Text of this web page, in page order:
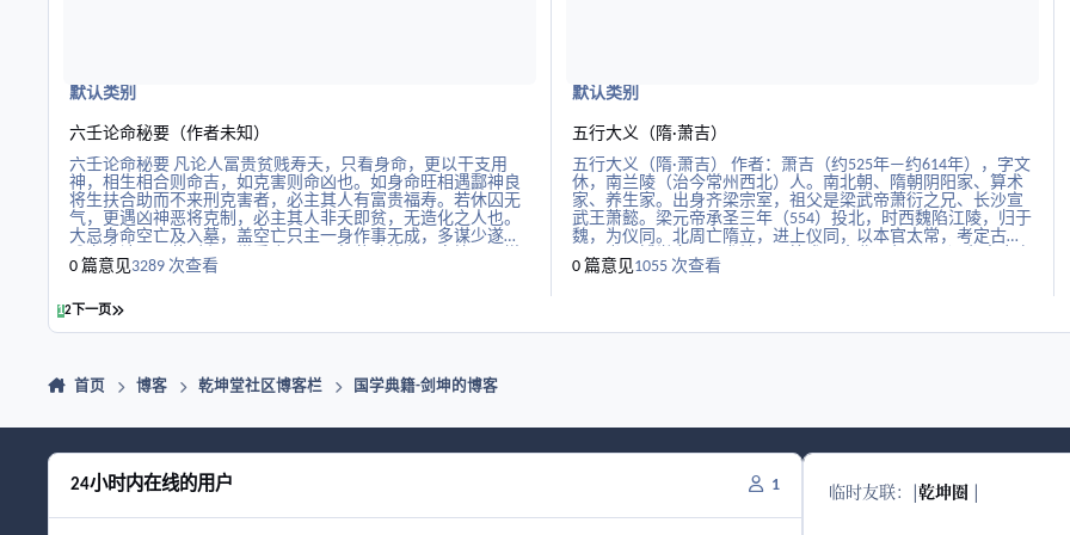
默认类别
六壬论命秘要（作者未知）
六壬论命秘要 凡论人富贵贫贱寿夭，只看身命，更以干支用
神，相生相合则命吉，如克害则命凶也。如身命旺相遇酃神良
将生扶合助而不来刑克害者，必主其人有富贵福寿。若休囚无
气，更遇凶神恶将克制，必主其人非夭即贫，无造化之人也。
大忌身命空亡及入墓，盖空亡只主一身作事无成，多谋少遂，
难立家计；入墓则主一世昏晦不明，行藏动静必不亨快；又嫌
身命瘦弱无助，盖无气遇扶必因人并立；如更遇刑冲克害则官
则贵人提携。又要财福旺相得地，如财无气又临死墓绝空而日
人，又安求其增益也。大抵课命旺不如爻像旺，得课像旺可许
其根基壮实；更得爻乘吉临得力之地扶助身命，乃为十全造
此。夫初传为始，若财旺乘龙临吉地，早年身必富贵，子旺兴
隆同传初年子定轩昂，六合太常临财为作经商买卖兴家，太阴
天后见妻财婚姻早娶
0 篇意见3289 次查看
默认类别
五行大义（隋·萧吉）
五行大义（隋·萧吉） 作者：萧吉（约525年—约614年），字文
休，南兰陵（治今常州西北）人。南北朝、隋朝阴阳家、算术
家、养生家。出身齐梁宗室，祖父是梁武帝萧衍之兄、长沙宣
武王萧懿。梁元帝承圣三年（554）投北，时西魏陷江陵，归于
魏，为仪同。北周亡隋立，进上仪同，以本官太常，考定古今
阴阳书。博学多通，尤精阴阳算术。大业元年（605）拜太府少
卿。卒于官。所撰《帝王养生要方》6卷、《相经要录》，今已
知。象则有滋。滋故生数。数则可纪。象则可形。可形可纪。
0 篇意见1055 次查看
12下一页 最后一页
首页 博客 乾坤堂社区博客栏 国学典籍-剑坤的博客
24小时内在线的用户 1 临时友联： |乾坤圈 |